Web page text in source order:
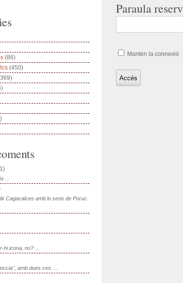
Paraula
Manten la connexió
(86)
(450)
...
Cagacalces amb lo sens de Poruc.
hi icona, no? ...
amb dues ces. ...